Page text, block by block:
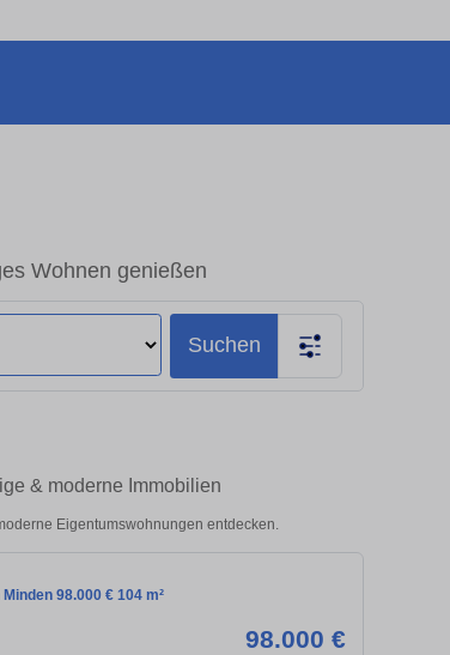
Wohnen genießen
Suchen
& moderne Immobilien
Eigentumswohnungen entdecken.
98.000 € 104 m²
98.000 €